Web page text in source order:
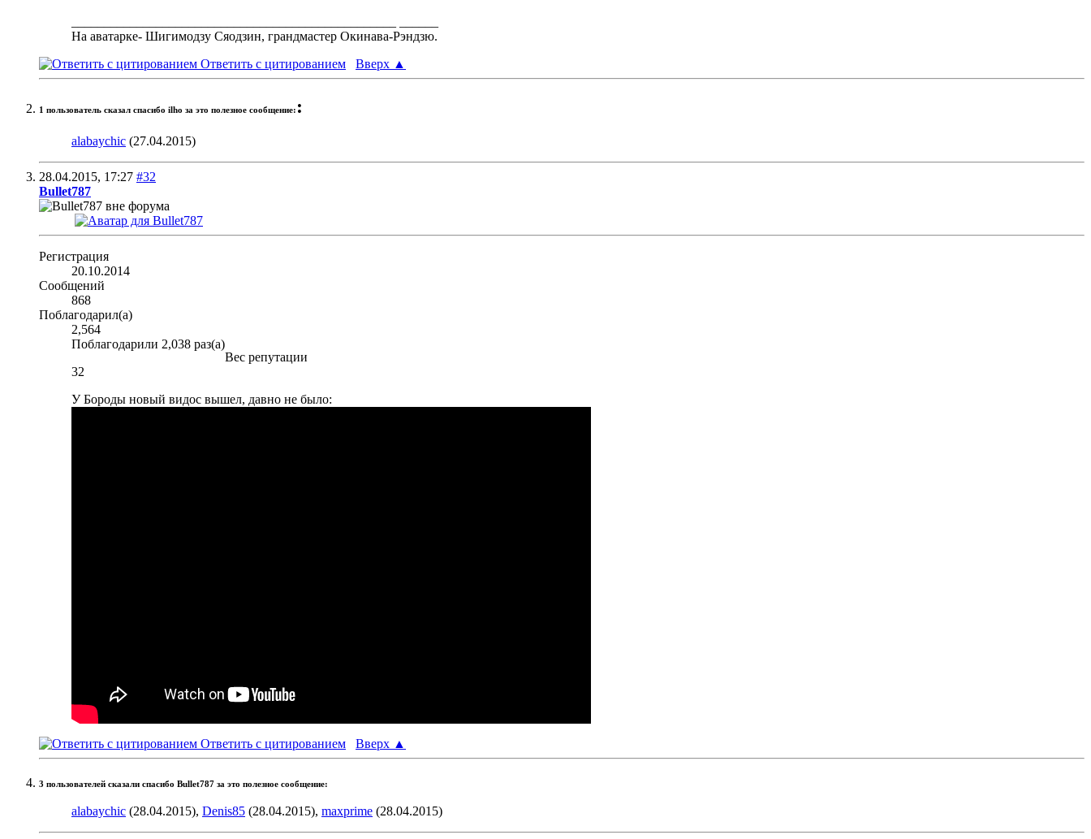
На аватарке- Шигимодзу Сяодзин, грандмастер Окинава-Рэндзю.
Ответить с цитированием
Вверх ▲
1 пользователь сказал cпасибо ilho за это полезное сообщение: :
alabaychic (27.04.2015)
28.04.2015, 17:27 #32
Bullet787
Регистрация
20.10.2014
Сообщений
868
Поблагодарил(а)
2,564
Поблагодарили 2,038 раз(а)
Вес репутации
32
У Бороды новый видос вышел, давно не было:
Ответить с цитированием Вверх ▲
3 пользователей сказали cпасибо Bullet787 за это полезное сообщение:
alabaychic (28.04.2015), Denis85 (28.04.2015), maxprime (28.04.2015)